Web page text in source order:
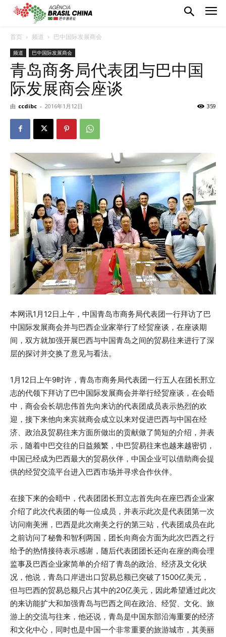
首页 频道 巴中国际发展商会
频道 巴中国际发展商会
青岛商务局代表团与巴中国
际发展商会座谈
由 ccdibc - 2016年1月12日 359
本网讯1月12日上午，中国青岛市商务局代表团一行拜访了巴
中国际发展商会并与巴西企业家举行了经贸座谈，在座谈期
间，双方就加强开展巴西与中国青岛之间的贸易往来进行了深
层的探讨并交换了意见与看法。
1月12日上午9时许，青岛市商务局代表团一行五人在团长邢立
志的代领下拜访了巴中国际发展商会并举行经贸座谈，在会晤
中，商会会长胡忠伟首先向来访的代表团成员表示热烈的欢
迎，接下来他向来宾就商会成立以来对促进巴西与中国在经
济、政治及贸易往来方面所做出的贡献做了简短的介绍，并表
示，随着中巴交往的日益频繁，中巴贸易往来也越来越密切，
中国已经成为巴西最大的贸易伙伴，中国企业可以借助商会提
供的经贸交流平台进入巴西市场并寻求合作伙伴。
在接下来的会晤中，代表团团长邢立志首先向在座巴西企业家
介绍了此次代表团的每一位成员，并表示此次是代表团第一次
访问南美洲，巴西是此次南美之行的第三站，代表团成员在此
之前访问了秘鲁和智利两国，团长向商会方面为此次巴西之行
给予的热情接待表示感谢，随后代表团团长还向在座的商会理
监事及巴西企业家简单的介绍了青岛的政治、经济及文化状
况，他说，青岛口岸进出口贸易总额已突破了1500亿美元，
但与巴西的贸易总额只占其中的20亿美元，因此希望通过此次
的来访能扩大和加强青岛与巴西之间在政治、经贸、文化、旅
游上的交流与往来，他还说，青岛是中国东部沿海重要的经济
和文化中心，同时也是中国一个非常重要的旅游城市，其美丽